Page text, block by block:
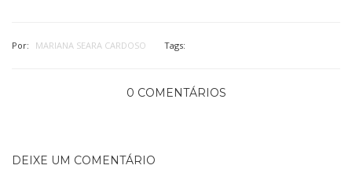
Por: MARIANA SEARA CARDOSO Tags:
0 COMENTÁRIOS
DEIXE UM COMENTÁRIO